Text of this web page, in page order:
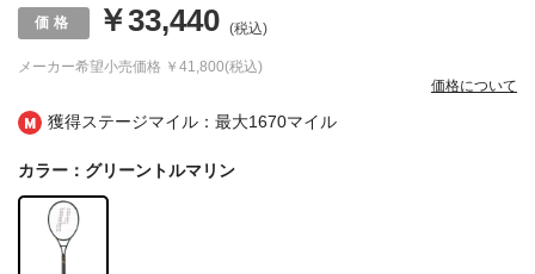
獲得ステージマイル：最大1670マイル
メーカー希望小売価格 ￥41,800(税込)
￥33,440 (税込)
価格について
カラー：グリーントルマリン